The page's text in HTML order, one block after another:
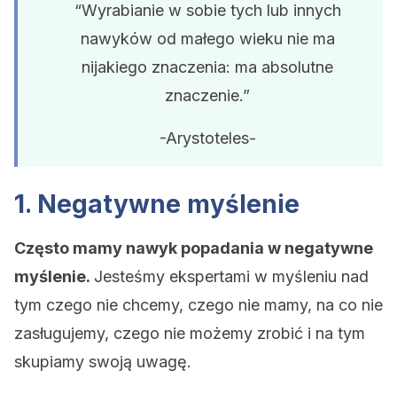
“Wyrabianie w sobie tych lub innych
nawyków od małego wieku nie ma
nijakiego znaczenia: ma absolutne
znaczenie.”
-Arystoteles-
1. Negatywne myślenie
Często mamy nawyk popadania w negatywne
myślenie. Jesteśmy ekspertami w myśleniu nad
tym czego nie chcemy, czego nie mamy, na co nie
zasługujemy, czego nie możemy zrobić i na tym
skupiamy swoją uwagę.